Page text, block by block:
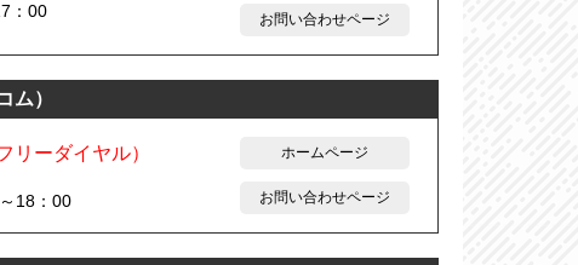
：00 お問い合わせページ
ム）
リーダイヤル）
18：00
ホームページ
お問い合わせページ